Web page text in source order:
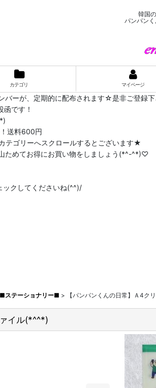
韓国
パンパン
カテゴリ マイページ
バーが、定期的に配布されます☆是非ご登録
です！
送料600円
テゴリーへスクロールするとございます★
ためてお得にお買い物をしましょう(*^-^*)♡
ックしてくださいね(^^)/
■ステーショナリー■ > 【パンパンくんの日常】Ａ4ク
イル(*^^*)